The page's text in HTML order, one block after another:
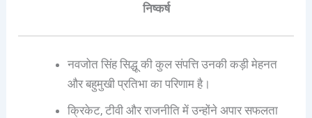
निष्कर्ष
नवजोत सिंह सिद्धू की कुल संपत्ति उनकी कड़ी मेहनत
और बहुमुखी प्रतिभा का परिणाम है।
क्रिकेट, टीवी और राजनीति में उन्होंने अपार सफलता